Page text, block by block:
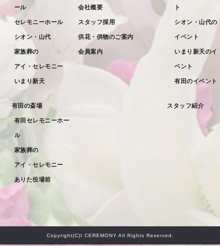
2022年5月
2022年4月
2022年1月
2021年11月
2021年10月
2021年9月
2021年8月
2021年7月
2021年5月
ール
セレモニーホール
シオン・山代
家族葬の
アイ・セレモニー
いまり新天
有田の斎場
有田セレモニーホー
ル
家族葬の
アイ・セレモニー
ありた役場前
会社概要
スタッフ採用
供花・供物のご案内
会員案内
ト
シオン・山代の
イベント
いまり新天のイ
ベント
有田のイベント
スタッフ紹介
Copyright(C)I CEREMONY All Rights Reserved.